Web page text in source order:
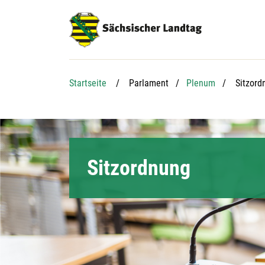
Startseite Parlament Plenum
Sitzordnung